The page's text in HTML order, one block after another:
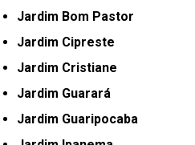
Jardim Bom Pastor
Jardim Cipreste
Jardim Cristiane
Jardim Guarará
Jardim Guaripocaba